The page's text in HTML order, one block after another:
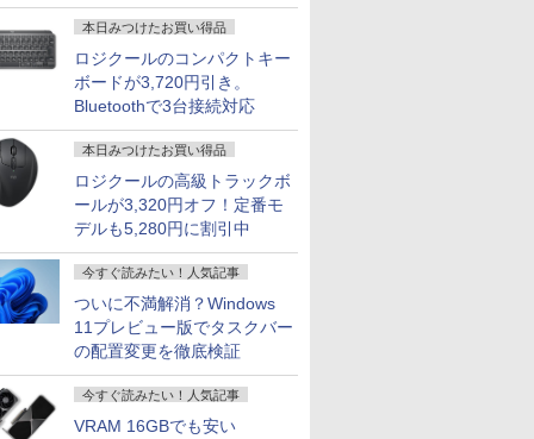
引
本日みつけたお買い得品
ロジクールのコンパクトキー
ボードが3,720円引き。
Bluetoothで3台接続対応
本日みつけたお買い得品
ロジクールの高級トラックボ
ールが3,320円オフ！定番モ
デルも5,280円に割引中
今すぐ読みたい！人気記事
ついに不満解消？Windows
11プレビュー版でタスクバー
の配置変更を徹底検証
今すぐ読みたい！人気記事
VRAM 16GBでも安い